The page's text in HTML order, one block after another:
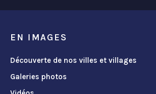
EN IMAGES
Découverte de nos villes et villages
Galeries photos